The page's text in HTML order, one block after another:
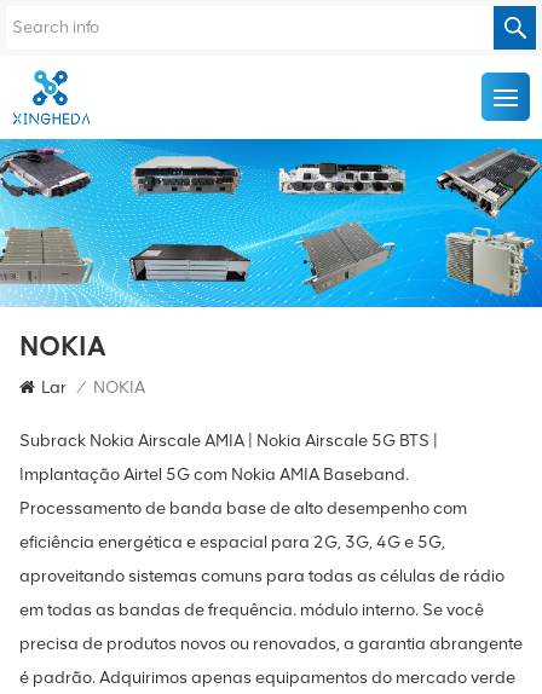
NOKIA
Lar / NOKIA
Subrack Nokia Airscale AMIA | Nokia Airscale 5G BTS |
Implantação Airtel 5G com Nokia AMIA Baseband.
Processamento de banda base de alto desempenho com
eficiência energética e espacial para 2G, 3G, 4G e 5G,
aproveitando sistemas comuns para todas as células de rádio
em todas as bandas de frequência. módulo interno. Se você
precisa de produtos novos ou renovados, a garantia abrangente
é padrão. Adquirimos apenas equipamentos do mercado verde